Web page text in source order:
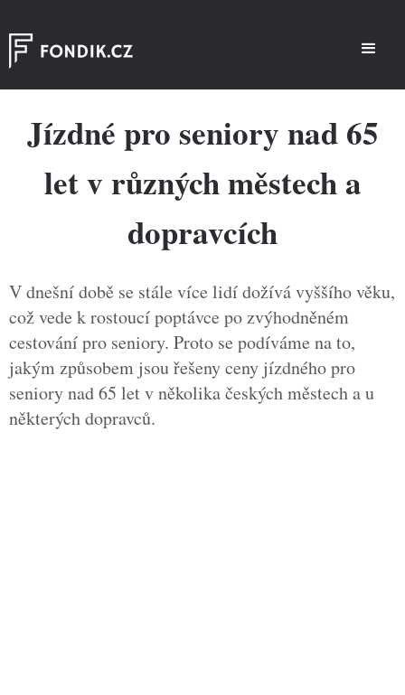
Jízdné pro seniory nad 65
let v různých městech a
dopravcích
V dnešní době se stále více lidí dožívá vyššího věku,
což vede k rostoucí poptávce po zvýhodněném
cestování pro seniory. Proto se podíváme na to,
jakým způsobem jsou řešeny ceny jízdného pro
seniory nad 65 let v několika českých městech a u
některých dopravců.